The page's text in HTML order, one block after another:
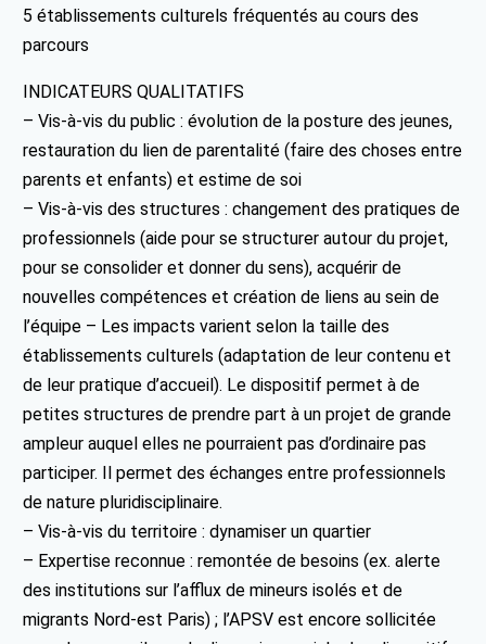
5 établissements culturels fréquentés au cours des
parcours
INDICATEURS QUALITATIFS
– Vis-à-vis du public : évolution de la posture des jeunes,
restauration du lien de parentalité (faire des choses entre
parents et enfants) et estime de soi
– Vis-à-vis des structures : changement des pratiques de
professionnels (aide pour se structurer autour du projet,
pour se consolider et donner du sens), acquérir de
nouvelles compétences et création de liens au sein de
l’équipe – Les impacts varient selon la taille des
établissements culturels (adaptation de leur contenu et
de leur pratique d’accueil). Le dispositif permet à de
petites structures de prendre part à un projet de grande
ampleur auquel elles ne pourraient pas d’ordinaire pas
participer. Il permet des échanges entre professionnels
de nature pluridisciplinaire.
– Vis-à-vis du territoire : dynamiser un quartier
– Expertise reconnue : remontée de besoins (ex. alerte
des institutions sur l’afflux de mineurs isolés et de
migrants Nord-est Paris) ; l’APSV est encore sollicitée